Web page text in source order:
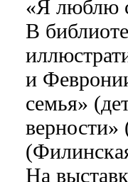
«Я люблю
В
и
семья»
На